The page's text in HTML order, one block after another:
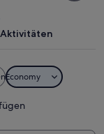
Aktivitäten
Economy